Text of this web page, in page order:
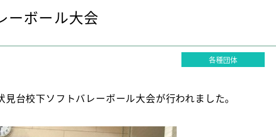
ーボール大会
各種団体
台校下ソフトバレーボール大会が行われました。